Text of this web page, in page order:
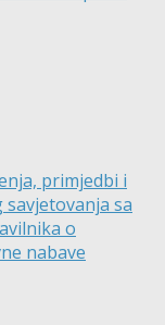
primjedbi i
sa
o
nabave